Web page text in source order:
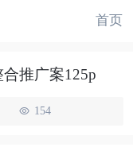
首页
推广案125p
154